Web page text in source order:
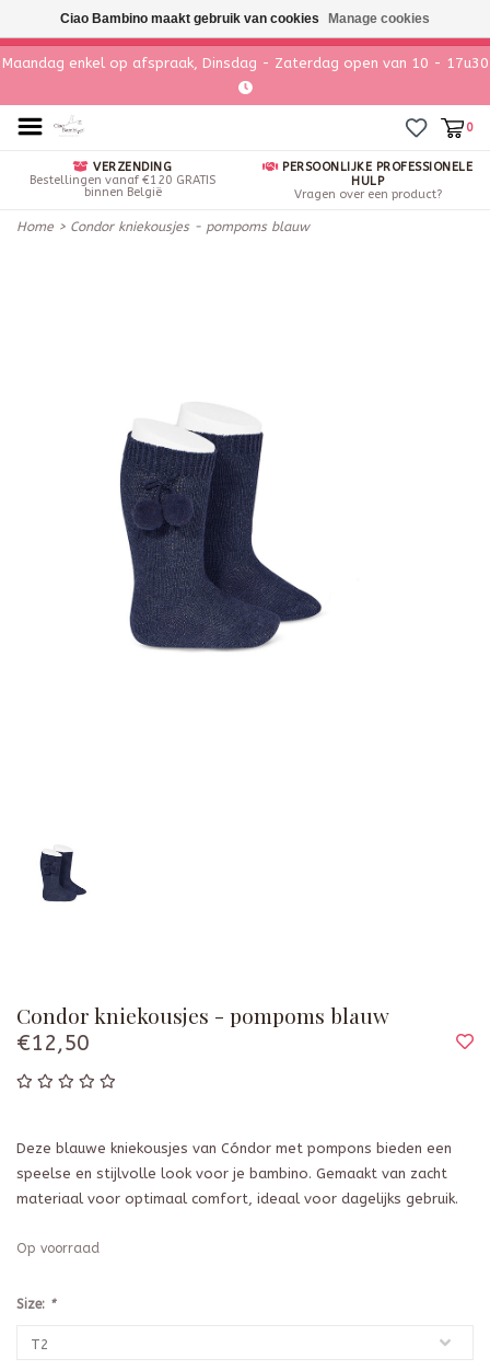
Maandag enkel op afspraak, Dinsdag - Zaterdag open van 10 - 17u30
0
VERZENDING
Bestellingen vanaf €120 GRATIS
binnen België
PERSOONLIJKE PROFESSIONELE
HULP
Vragen over een product?
Home > Condor kniekousjes - pompoms blauw
Condor kniekousjes - pompoms blauw
€12,50
Deze blauwe kniekousjes van Cóndor met pompons bieden een
speelse en stijlvolle look voor je bambino. Gemaakt van zacht
materiaal voor optimaal comfort, ideaal voor dagelijks gebruik.
Op voorraad
Size: *
Ciao Bambino maakt gebruik van cookies Manage cookies